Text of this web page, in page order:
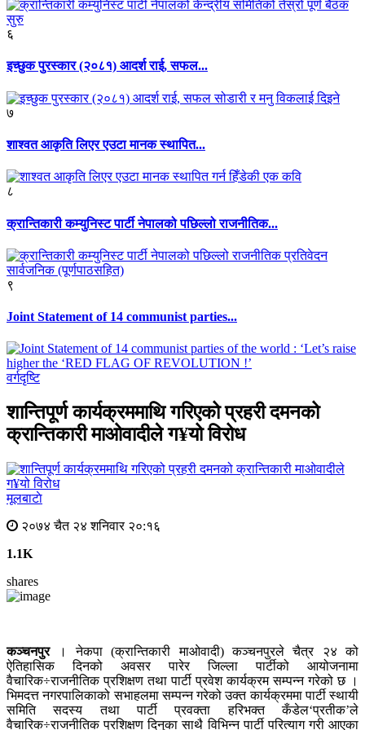
६
इच्छुक पुरस्कार (२०८१) आदर्श राई, सफल...
७
शाश्वत आकृति लिएर एउटा मानक स्थापित...
८
क्रान्तिकारी कम्युनिस्ट पार्टी नेपालको पछिल्लो राजनीतिक...
९
Joint Statement of 14 communist parties...
वर्गदृष्टि
शान्तिपूर्ण कार्यक्रममाथि गरिएको प्रहरी दमनको
क्रान्तिकारी माओवादीले ग¥यो विरोध
मूलबाटाे
२०७४ चैत २४ शनिवार २०:१६
1.1K
shares
कञ्चनपुर। नेकपा (क्रान्तिकारी माओवादी) कञ्चनपुरले चैत्र २४ को
ऐतिहासिक दिनको अवसर पारेर जिल्ला पार्टीको आयोजनामा
वैचारिक÷राजनीतिक प्रशिक्षण तथा पार्टी प्रवेश कार्यक्रम सम्पन्न गरेको छ ।
भिमदत्त नगरपालिकाको सभाहलमा सम्पन्न गरेको उक्त कार्यक्रममा पार्टी स्थायी
समिति सदस्य तथा पार्टी प्रवक्ता हरिभक्त कँडेल‘प्रतीक’ले
वैचारिक÷राजनीतिक प्रशिक्षण दिनुका साथै विभिन्न पार्टी परित्याग गरी आएका